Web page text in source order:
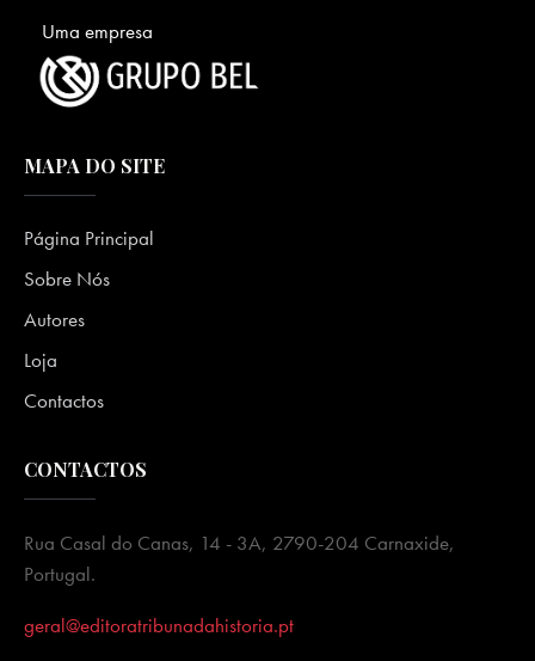
Uma empresa
MAPA DO SITE
Página Principal
Sobre Nós
Autores
Loja
Contactos
CONTACTOS
Rua Casal do Canas, 14 - 3A, 2790-204 Carnaxide,
Portugal.
geral@editoratribunadahistoria.pt